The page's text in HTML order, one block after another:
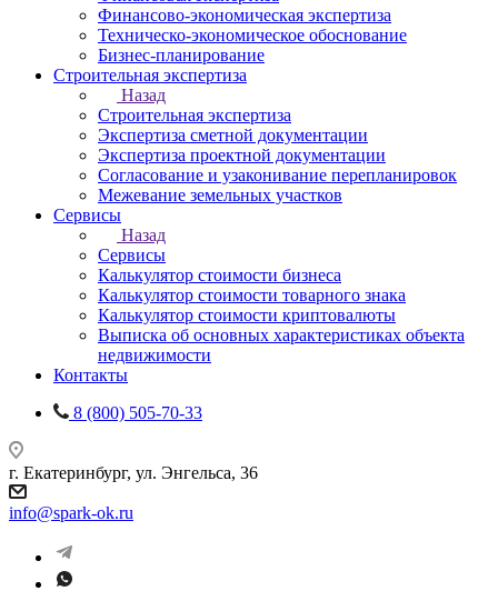
Финансово-экономическая экспертиза
Техническо-экономическое обоснование
Бизнес-планирование
Строительная экспертиза
Назад
Строительная экспертиза
Экспертиза сметной документации
Экспертиза проектной документации
Согласование и узаконивание перепланировок
Межевание земельных участков
Сервисы
Назад
Сервисы
Калькулятор стоимости бизнеса
Калькулятор стоимости товарного знака
Калькулятор стоимости криптовалюты
Выписка об основных характеристиках объекта
недвижимости
Контакты
8 (800) 505-70-33
г. Екатеринбург, ул. Энгельса, 36
info@spark-ok.ru